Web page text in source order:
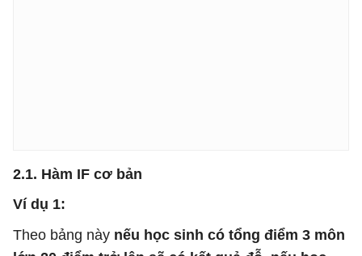
2.1. Hàm IF cơ bản
Ví dụ 1:
Theo bảng này nếu học sinh có tổng điểm 3 môn